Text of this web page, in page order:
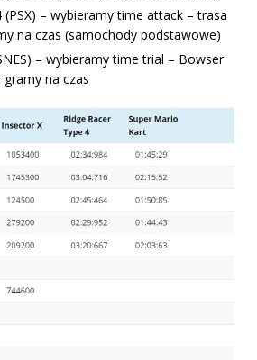
(PSX) – wybieramy time attack – trasa
na czas (samochody podstawowe)
– wybieramy time trial – Bowser
na czas